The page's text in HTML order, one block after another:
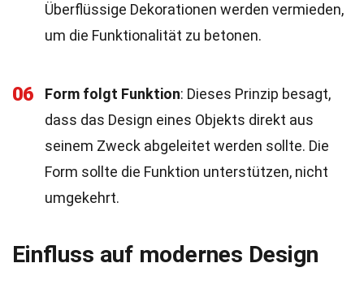
Überflüssige Dekorationen werden vermieden,
um die Funktionalität zu betonen.
06 Form folgt Funktion: Dieses Prinzip besagt,
dass das Design eines Objekts direkt aus
seinem Zweck abgeleitet werden sollte. Die
Form sollte die Funktion unterstützen, nicht
umgekehrt.
Einfluss auf modernes Design